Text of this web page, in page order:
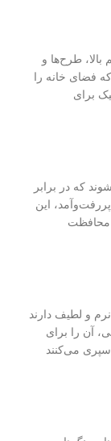
بالا، طرح‌ها و
فضای خانه را
برای
که در برابر
این
محافظت
نرم و لطیف دارند
آن را برای
سپری می‌کنند